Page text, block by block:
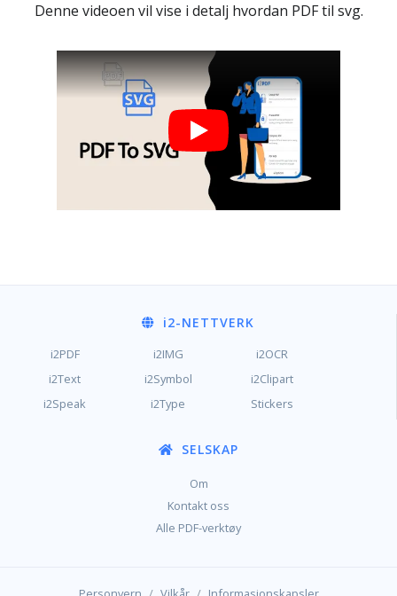
Denne videoen vil vise i detalj hvordan PDF til svg.
i2-NETTVERK
i2PDF i2IMG
i2OCR
i2Text
i2Symbol
i2Clipart
i2Speak
i2Type Stickers
SELSKAP
Om
Kontakt oss
Alle PDF-verktøy